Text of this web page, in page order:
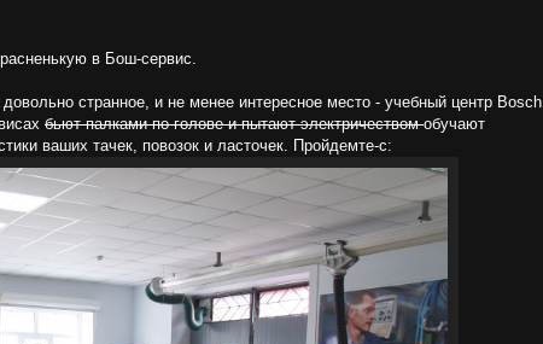
в Бош-сервис.
странное, и не менее интересное место - учебный центр Bosch.
бьют палками по голове и пытают электричествомобучают
ваших тачек, повозок и ласточек. Пройдемте-с: